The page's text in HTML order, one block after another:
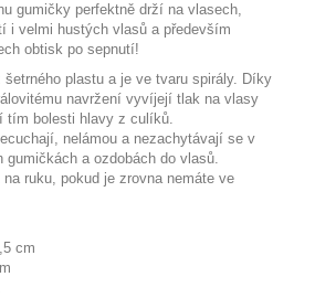
gumičky perfektně drží na vlasech,
i velmi hustých vlasů a především
obtisk po sepnutí!
plastu a je ve tvaru spirály. Díky
navržení vyvíjejí tlak na vlasy
tím bolesti hlavy z culíků.
nelámou a nezachytávají se v
a ozdobách do vlasů.
ruku, pokud je zrovna nemáte ve
cm